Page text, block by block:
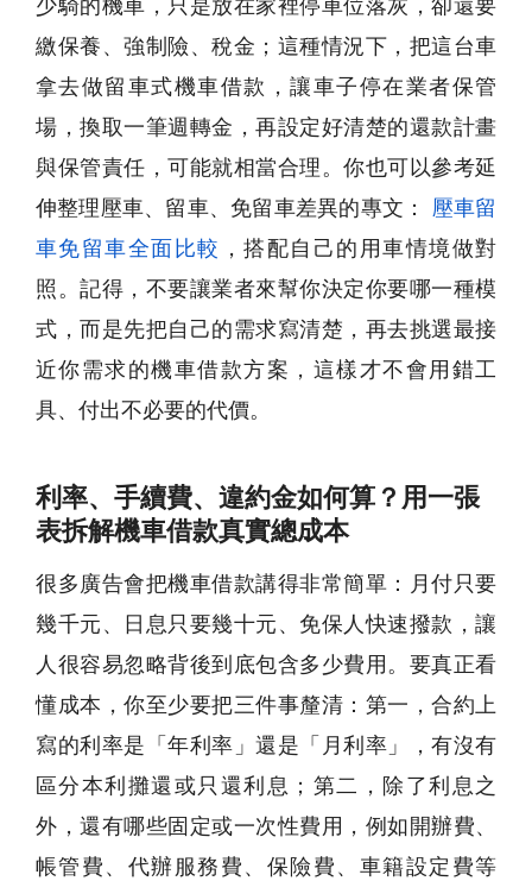
少騎的機車，只是放在家裡停車位落灰，卻還要
繳保養、強制險、稅金；這種情況下，把這台車
拿去做留車式機車借款，讓車子停在業者保管
場，換取一筆週轉金，再設定好清楚的還款計畫
與保管責任，可能就相當合理。你也可以參考延
伸整理壓車、留車、免留車差異的專文：
壓車留
車免留車全面比較 ，搭配自己的用車情境做對
照。記得，不要讓業者來幫你決定你要哪一種模
式，而是先把自己的需求寫清楚，再去挑選最接
近你需求的機車借款方案，這樣才不會用錯工
具、付出不必要的代價。
利率、手續費、違約金如何算？用一張
表拆解機車借款真實總成本
很多廣告會把機車借款講得非常簡單：月付只要
幾千元、日息只要幾十元、免保人快速撥款，讓
人很容易忽略背後到底包含多少費用。要真正看
懂成本，你至少要把三件事釐清：第一，合約上
寫的利率是「年利率」還是「月利率」，有沒有
區分本利攤還或只還利息；第二，除了利息之
外，還有哪些固定或一次性費用，例如開辦費、
帳管費、代辦服務費、保險費、車籍設定費等